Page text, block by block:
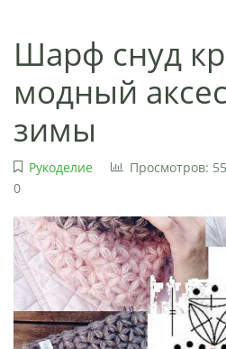
Шарф снуд
модный
зимы
Рукоделие Просмотров:
0